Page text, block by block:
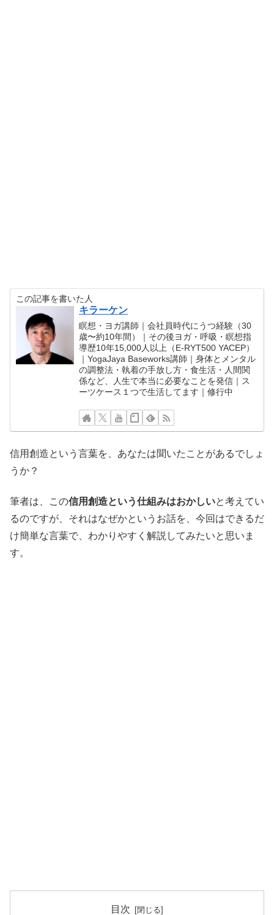
この記事を書いた人
キラーケン
瞑想・ヨガ講師｜会社員時代にうつ経験（30
歳〜約10年間）｜その後ヨガ・呼吸・瞑想指
導歴10年15,000人以上（E-RYT500 YACEP）
｜YogaJaya Baseworks講師｜身体とメンタル
の調整法・執着の手放し方・食生活・人間関
係など、人生で本当に必要なことを発信｜ス
ーツケース１つで生活してます｜修行中
信用創造という言葉を、あなたは聞いたことがあるでしょ
うか？
筆者は、この信用創造という仕組みはおかしいと考えてい
るのですが、それはなぜかというお話を、今回はできるだ
け簡単な言葉で、わかりやすく解説してみたいと思いま
す。
目次